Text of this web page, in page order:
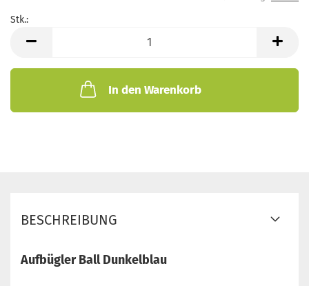
Stk.:
In den Warenkorb
BESCHREIBUNG
Aufbügler Ball Dunkelblau